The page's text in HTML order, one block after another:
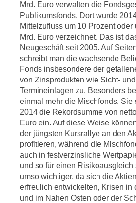
Mrd. Euro verwalten die
Publikumsfonds. Dort wurde
Mittelzufluss um 10 Prozent oder
Mrd. Euro verzeichnet. Das ist
Neugeschäft seit 2005. Auf
schreibt man die wachsende
Fonds insbesondere der
von Zinsprodukten wie Sicht- und
Termineinlagen zu. Besonders
einmal mehr die Mischfonds. Sie
2014 die Rekordsumme von
Euro ein. Auf diese Weise
der jüngsten Kursrallye an den
profitieren, während die
auch in festverzinsliche
und so für einen Risikoausgleich
umso wichtiger, da sich die
erfreulich entwickelten, Krisen in
und im Nahen Osten oder der